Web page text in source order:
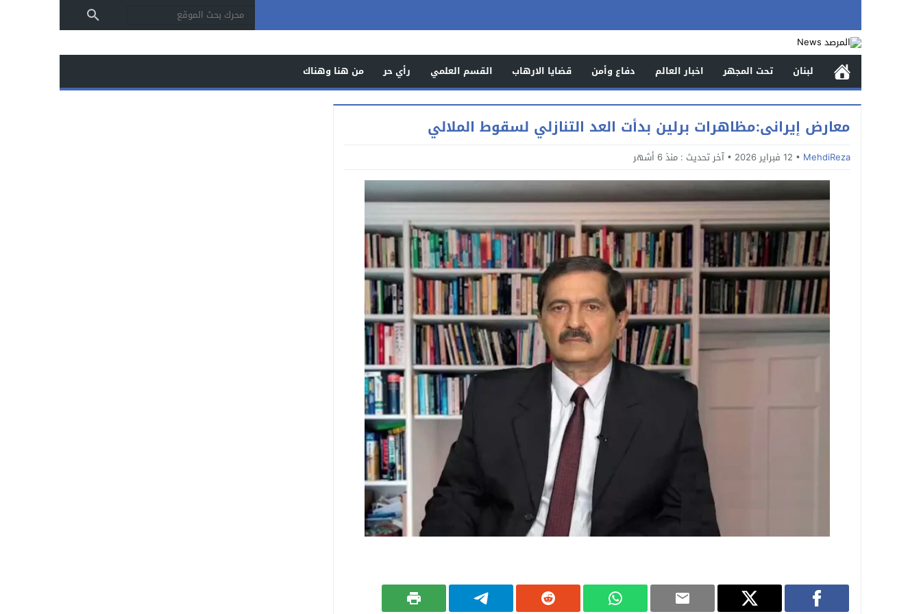
لبنان تحت المجهر اخبار العالم دفاع وأمن قضايا الارهاب القسم العلمي رأي حر من هنا وهناك
معارض إيرانى:مظاهرات برلين بدأت العد التنازلي لسقوط الملالي
MehdiReza 12 فبراير 2026 آخر تحديث : منذ 6 أشهر